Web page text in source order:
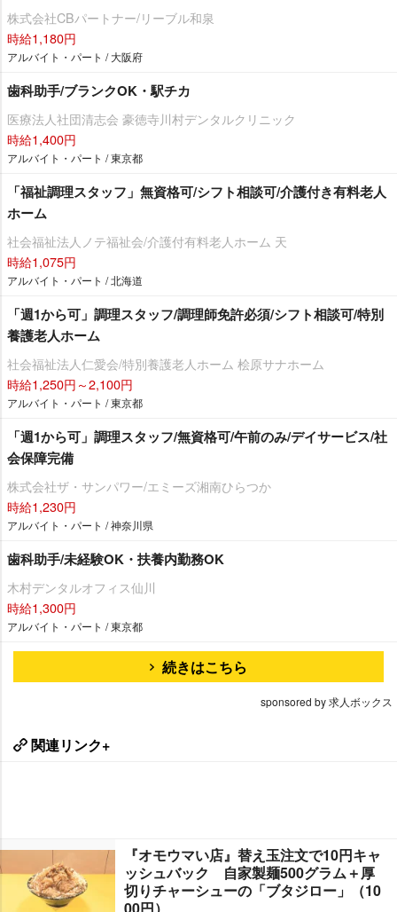
株式会社CBパートナー/リーブル和泉
時給1,180円
アルバイト・パート / 大阪府
歯科助手/ブランクOK・駅チカ
医療法人社団清志会 豪徳寺川村デンタルクリニック
時給1,400円
アルバイト・パート / 東京都
「福祉調理スタッフ」無資格可/シフト相談可/介護付き有料老人
ホーム
社会福祉法人ノテ福祉会/介護付有料老人ホーム 天
時給1,075円
アルバイト・パート / 北海道
「週1から可」調理スタッフ/調理師免許必須/シフト相談可/特別
養護老人ホーム
社会福祉法人仁愛会/特別養護老人ホーム 桧原サナホーム
時給1,250円～2,100円
アルバイト・パート / 東京都
「週1から可」調理スタッフ/無資格可/午前のみ/デイサービス/社
会保障完備
株式会社ザ・サンパワー/エミーズ湘南ひらつか
時給1,230円
アルバイト・パート / 神奈川県
歯科助手/未経験OK・扶養内勤務OK
木村デンタルオフィス仙川
時給1,300円
アルバイト・パート / 東京都
続きはこちら
sponsored by 求人ボックス
関連リンク+
『オモウマい店』替え玉注文で10円キャ
ッシュバック 自家製麺500グラム＋厚
切りチャーシューの「ブタジロー」（10
00円）